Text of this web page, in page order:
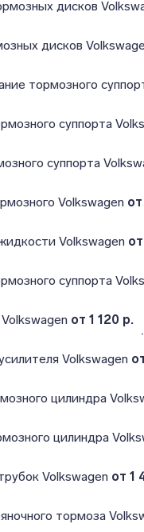
дисков
дисков
тормозного
суппорта
суппорта
Volkswagen
Volkswagen
суппорта
от 1 120 р.
Volkswagen
цилиндра
цилиндра
Volkswagen от 1
тормоза